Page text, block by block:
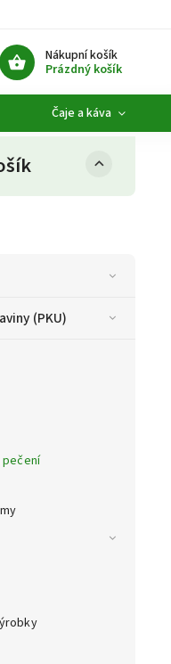
Nákupní košík
Prázdný košík
Čaje a káva
(PKU)
pečení